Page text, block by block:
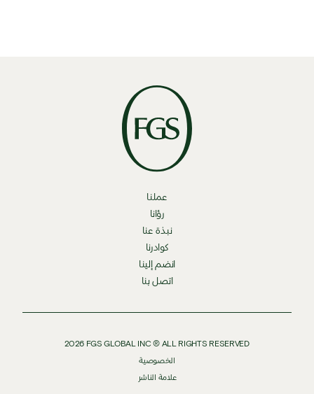
عملنا
رؤانا
نبذة عنا
كوادرنا
انضم إلينا
اتصل بنا
2026 FGS GLOBAL INC ® ALL RIGHTS RESERVED
الخصوصية
علامة الناشر